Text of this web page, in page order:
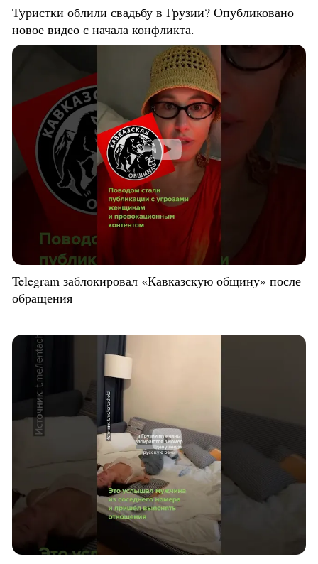
Туристки облили свадьбу в Грузии? Опубликовано
новое видео с начала конфликта.
Telegram заблокировал «Кавказскую общину» после
обращения